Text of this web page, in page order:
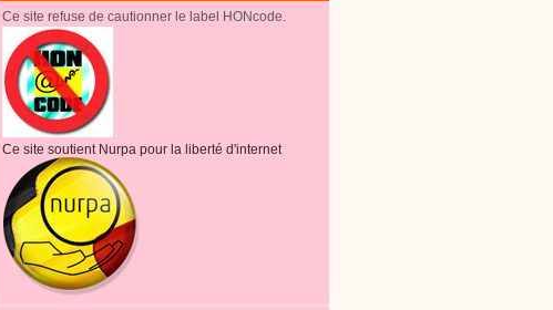
Ce site refuse de cautionner le label HONcode.
Ce site soutient Nurpa pour la liberté d'internet